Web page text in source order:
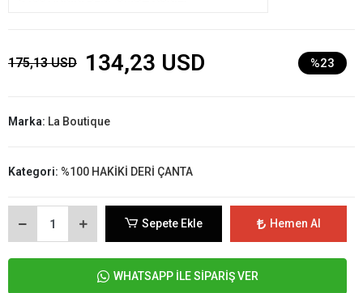
175,13 USD 134,23 USD %23
Marka: La Boutique
Kategori: %100 HAKİKİ DERİ ÇANTA
Sepete Ekle Hemen Al
WHATSAPP İLE SİPARİŞ VER